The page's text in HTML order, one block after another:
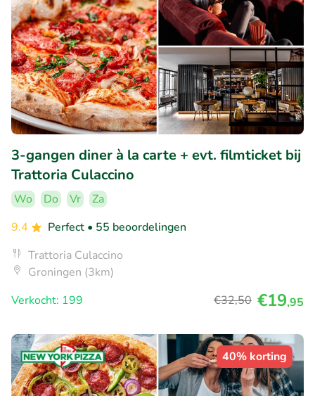
3-gangen diner à la carte + evt. filmticket bij
Trattoria Culaccino
Wo Do Vr
Za
9.4
Perfect • 55 beoordelingen
Trattoria Culaccino
Groningen (3km)
Verkocht: 199
€32,50 €19,95
40% korting